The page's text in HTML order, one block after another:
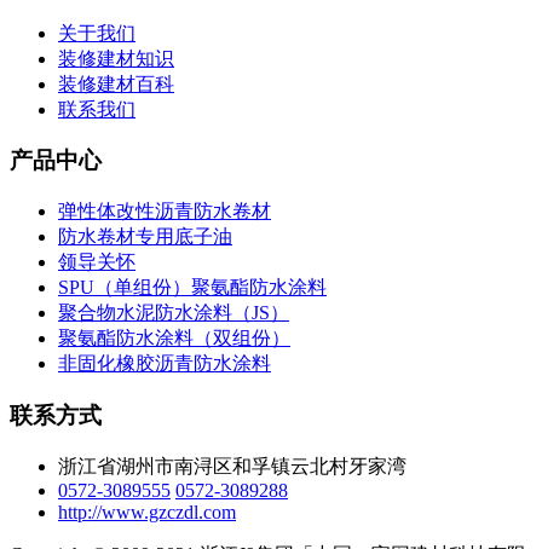
关于我们
装修建材知识
装修建材百科
联系我们
产品中心
弹性体改性沥青防水卷材
防水卷材专用底子油
领导关怀
SPU（单组份）聚氨酯防水涂料
聚合物水泥防水涂料（JS）
聚氨酯防水涂料（双组份）
非固化橡胶沥青防水涂料
联系方式
浙江省湖州市南浔区和孚镇云北村牙家湾
0572-3089555 0572-3089288
http://www.gzczdl.com